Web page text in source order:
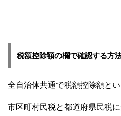
税額控除額の欄で確認する方
全自治体共通で税額控除額と
市区町村民税と都道府県民税